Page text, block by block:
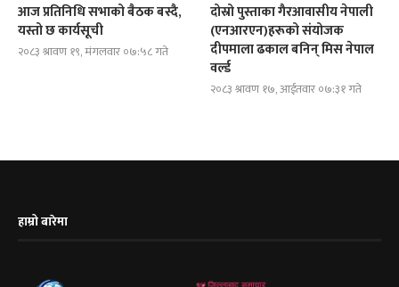
आज प्रतिनिधि सभाको बैठक बस्दै,
यस्तो छ कार्यसूची
२०८३ श्रावण १९, मंगलवार ०७:५८ गते
दोस्रो पुस्ताका गैरआवासीय नेपाली
(एनआरएन)हरूको संयोजक
दीपमाला ढकाल बनिन् मिस नेपाल
वर्ल्ड
२०८३ श्रावण १७, आईतवार ०७:३१ गते
हाम्रो बारेमा